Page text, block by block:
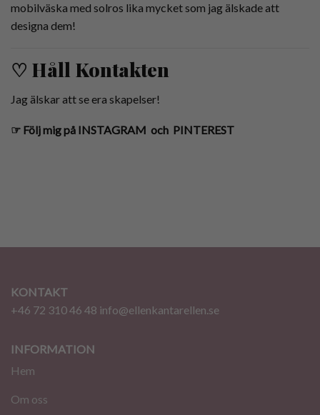
mobilväska med solros lika mycket som jag älskade att
designa dem!
♡ Håll Kontakten
Jag älskar att se era skapelser!
☞ Följ mig på INSTAGRAM och PINTEREST
KONTAKT
+46 72 310 46 48 info@ellenkantarellen.se
INFORMATION
Hem
Om oss